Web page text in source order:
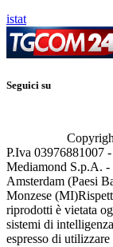
istat
Seguici su
P.Iva 03976881007
Mediamond S.p.A. -
Amsterdam (Paesi
Monzese (MI)
riprodotti è vietata
sistemi di
espresso di